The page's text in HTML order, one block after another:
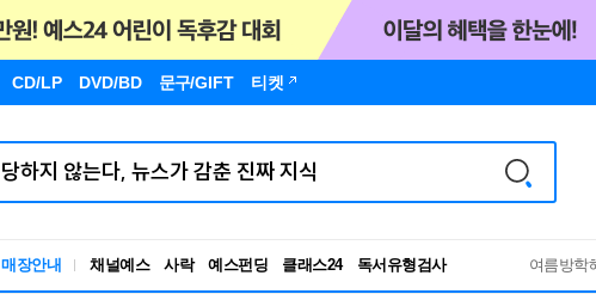
CD/LP DVD/BD 문구/GIFT 티켓
매장안내 채널예스 사락 예스펀딩 클래스24
독서유형검사
RBTI Lab
여름방학